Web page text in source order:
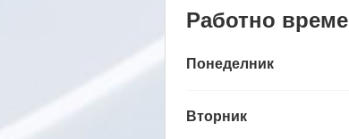
Работно време
Понеделник
Вторник